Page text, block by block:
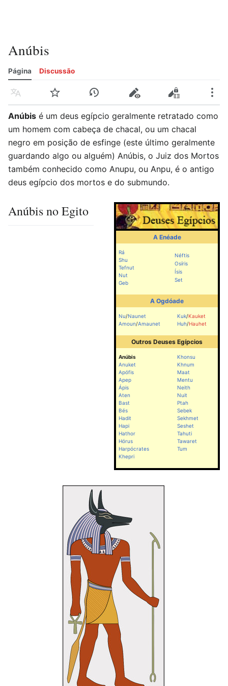
Anúbis
Página Discussão
Idioma Vigiar Histórico Editar Editar código-fonte
Anúbis é um deus egípcio geralmente retratado como
um homem com cabeça de chacal, ou um chacal
negro em posição de esfinge (este último geralmente
guardando algo ou alguém) Anúbis, o Juiz dos Mortos
também conhecido como Anupu, ou Anpu, é o antigo
deus egípcio dos mortos e do submundo.
A Enéade
Rá
Shu
Tefnut
Nut
Geb
Néftis
Osíris
Ísis
Set
A Ogdóade
Nu/Naunet
Amoun/Amaunet
Kuk/Kauket
Huh/Hauhet
Outros Deuses Egípcios
Anúbis
Anuket
Apófis
Apep
Ápis
Aten
Bast
Bés
Hadit
Hapi
Hathor
Hórus
Harpócrates
Khepri
Khonsu
Khnum
Maat
Mentu
Neith
Nuit
Ptah
Sebek
Sekhmet
Seshet
Tahuti
Tawaret
Tum
Anúbis no Egito